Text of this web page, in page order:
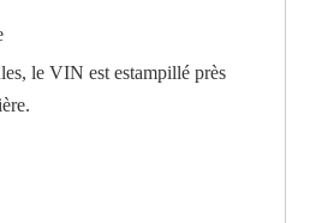
le VIN est estampillé près